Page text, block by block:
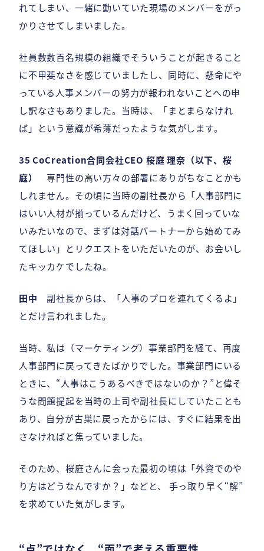
れてしまい、一緒に動いていた現場のメンバーをがっ
かりさせてしまいました。
社員数数百名規模の組織でそういうことが起きること
に不甲斐なさを感じていましたし、同時に、懸命にや
っている人事メンバーの努力が報われないことへの申
し訳なさもありました。当時は、「まとまらなけれ
ば」という意識が希薄だったような気がします。
35 CoCreation合同会社CEO 桜庭 理奈（以下、桜
庭）
専門性の高い方々の部署にありがちなことかも
しれません。その頃に当時の副社長から「人事部門に
はいい人材が揃っているんだけど、うまく回っていな
いみたいなので、まずは対話パートナーから始めてみ
てほしい」とリクエストをいただいたのが、お会いし
たキッカケでしたね。
田中 副社長からは、「人事のプロを連れてくるよ」
とだけ言われました。
当時、私は（マーケティング）事業部門を経て、再度
人事部門に戻ってきたばかりでした。事業部門にいる
ときに、“人事はこうあるべきではないのか？”と偉そ
うな問題提起を当時の上司や副社長にしていたことも
あり、自分が古巣に戻ったからには、すぐに結果を出
さなければと焦っていました。
そのため、桜庭さんに会った最初の頃は「外資でのや
り方はどうなんですか？」などと、 手っ取り早く“解”
を求めていた気がします。